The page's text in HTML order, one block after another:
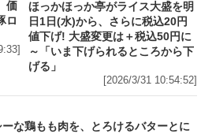
価
ロ
ほっかほっか亭がライス大盛を明
日1日(水)から、さらに税込20円
値下げ! 大盛変更は＋税込50円に
～「いま下げられるところから下
げる」
[2026/3/31 10:54:52]
ーな鶏もも肉を、とろけるバターとに